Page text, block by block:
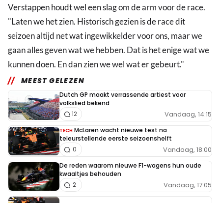
Verstappen houdt wel een slag om de arm voor de race.
"Laten we het zien. Historisch gezien is de race dit
seizoen altijd net wat ingewikkelder voor ons, maar we
gaan alles geven wat we hebben. Dat is het enige wat we
kunnen doen. En dan zien we wel wat er gebeurt."
MEEST GELEZEN
Dutch GP maakt verrassende artiest voor
volkslied bekend
Vandaag, 14:15
12
TECH McLaren wacht nieuwe test na
teleurstellende eerste seizoenshelft
Vandaag, 18:00
0
De reden waarom nieuwe F1-wagens hun oude
kwaaltjes behouden
Vandaag, 17:05
2